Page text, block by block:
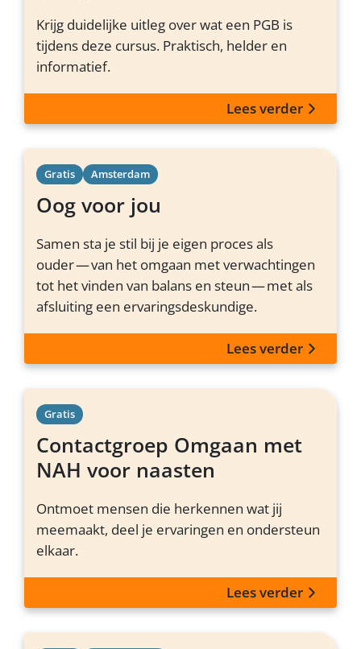
Krijg duidelijke uitleg over wat een PGB is
tijdens deze cursus. Praktisch, helder en
informatief.
Lees verder
Gratis Amsterdam
Oog voor jou
Samen sta je stil bij je eigen proces als
ouder — van het omgaan met verwachtingen
tot het vinden van balans en steun — met als
afsluiting een ervaringsdeskundige.
Lees verder
Gratis
Contactgroep Omgaan met
NAH voor naasten
Ontmoet mensen die herkennen wat jij
meemaakt, deel je ervaringen en ondersteun
elkaar.
Lees verder